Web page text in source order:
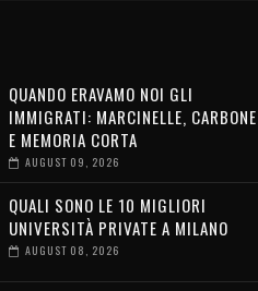
QUANDO ERAVAMO NOI GLI
IMMIGRATI: MARCINELLE, CARBONE
E MEMORIA CORTA
AUGUST 09, 2026
QUALI SONO LE 10 MIGLIORI
UNIVERSITÀ PRIVATE A MILANO
AUGUST 08, 2026